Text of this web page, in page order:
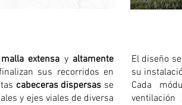
malla extensa y altamente
sus recorridos en
cabeceras dispersas se
y ejes viales de diversa
El diseño
su
Cada